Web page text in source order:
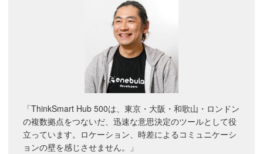
「ThinkSmart Hub 500は、東京・大阪・和歌山・ロンドン
の複数拠点をつないだ、迅速な意思決定のツールとして役
立っています。ロケーション、時差によるコミュニケーシ
ョンの壁を感じさせません。」